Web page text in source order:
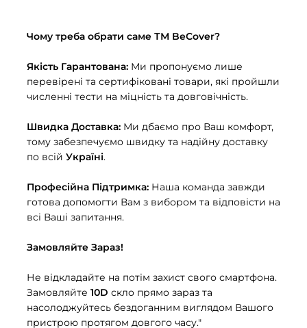
Чому треба обрати саме ТМ BeCover?
Якість Гарантована: Ми пропонуємо лише
перевірені та сертифіковані товари, які пройшли
численні тести на міцність та довговічність.
Швидка Доставка: Ми дбаємо про Ваш комфорт,
тому забезпечуємо швидку та надійну доставку
по всій Україні.
Професійна Підтримка: Наша команда завжди
готова допомогти Вам з вибором та відповісти на
всі Ваші запитання.
Замовляйте Зараз!
Не відкладайте на потім захист свого смартфона.
Замовляйте 10D скло прямо зараз та
насолоджуйтесь бездоганним виглядом Вашого
пристрою протягом довгого часу."